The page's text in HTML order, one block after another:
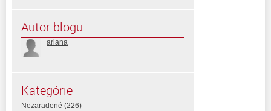
Autor blogu
ariana
Kategórie
Nezaradené (226)